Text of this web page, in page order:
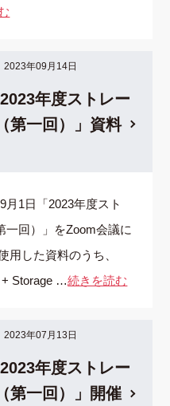
2023年09月14日
年度ストレー
第一回）」資料
月1日「2023年度スト
一回）」をZoom会議に
用した資料のうち、
+ Storage …続きを読む
2023年07月13日
年度ストレー
第一回）」開催